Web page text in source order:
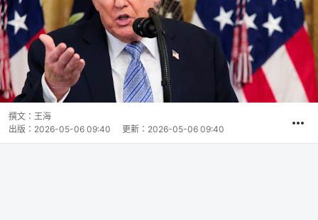
撰文： 王海
出版： 2026-05-06 09:40 更新： 2026-05-06 09:40